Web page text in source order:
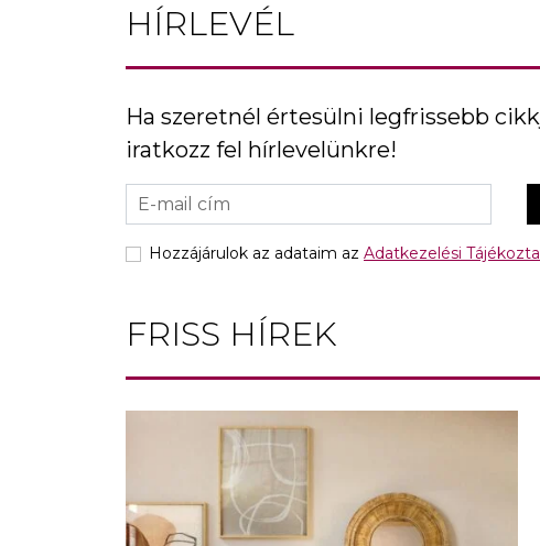
HÍRLEVÉL
Ha szeretnél értesülni legfrissebb
iratkozz fel hírlevelünkre!
Hozzájárulok az adataim az Adatkezelési
FRISS HÍREK